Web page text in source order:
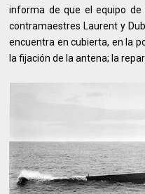
informa de que el equipo
contramaestres Laurent y
encuentra en cubierta, en la
la fijación de la antena; la